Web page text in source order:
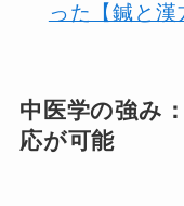
った【鍼と
中医学の強み
応が可能